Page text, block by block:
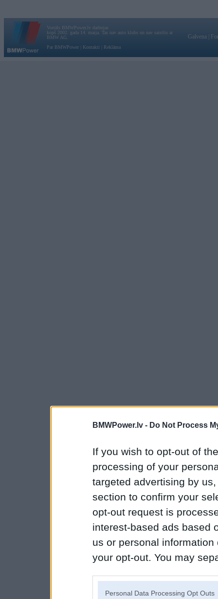
BMWPower.lv - Do Not Process
If you wish to opt-out of
processing of your
targeted advertising by
section to confirm your
opt-out request is
interest-based ads based
us or personal
your opt-out. You may
Personal Data Processing Opt Outs
Vortāls BMWPower.lv darbojas
kopš 2002. gada 14. maija. Tas nav auto klubs un nav saistīts ar
BMW AG.
Par BMWPower
Kontakti Reklāma
Galvena